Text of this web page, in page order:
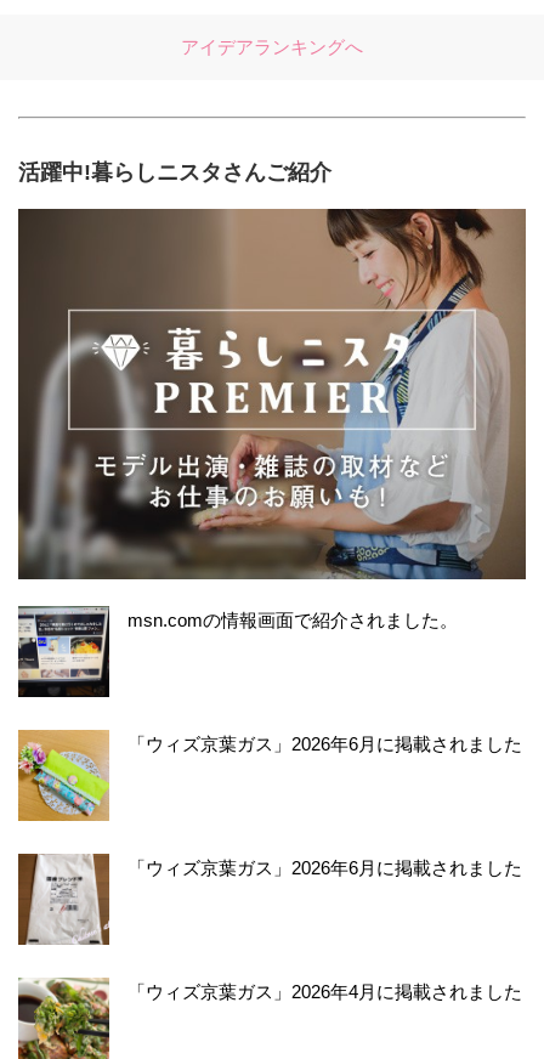
アイデアランキングへ
活躍中!暮らしニスタさんご紹介
msn.comの情報画面で紹介されました。
「ウィズ京葉ガス」2026年6月に掲載されました
「ウィズ京葉ガス」2026年6月に掲載されました
「ウィズ京葉ガス」2026年4月に掲載されました